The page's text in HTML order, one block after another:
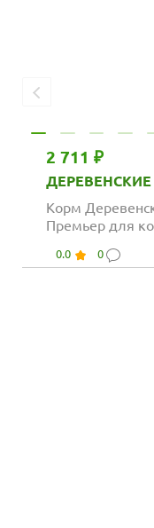
2 711 ₽
Корм
Премьер для
0.0 0